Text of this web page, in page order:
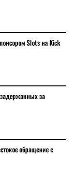
Slots на Kick
за
обращение с